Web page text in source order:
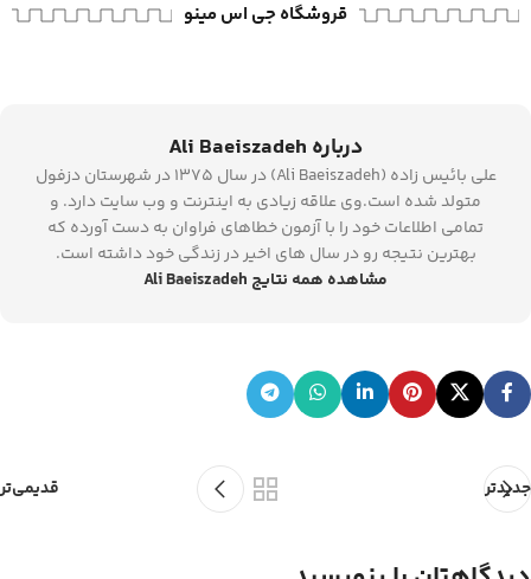
قروشگاه جی اس مینو
درباره Ali Baeiszadeh
علی بائیس زاده (Ali Baeiszadeh) در سال 1375 در شهرستان دزفول
متولد شده است.وی علاقه زیادی به اینترنت و وب سایت دارد. و
تمامی اطلاعات خود را با آزمون خطاهای فراوان به دست آورده که
بهترین نتیجه رو در سال های اخیر در زندگی خود داشته است.
مشاهده همه نتایج Ali Baeiszadeh
جدیدتر قدیمی‌تر